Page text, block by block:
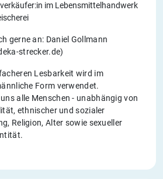
im Lebensmittelhandwerk
gerne an: Daniel Gollmann
strecker.de)
Lesbarkeit wird im
Form verwendet.
alle Menschen - unabhängig von
ethnischer und sozialer
Religion, Alter sowie sexueller